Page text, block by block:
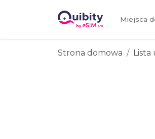
Miejsca
Strona domowa Lista